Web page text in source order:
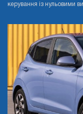
керування із нульовими